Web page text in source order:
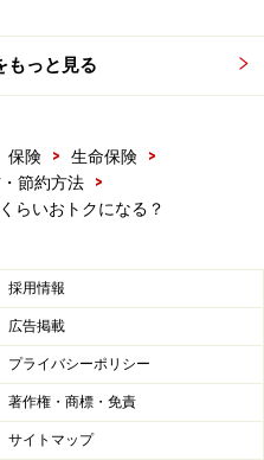
もっと見る
保険 > 生命保険
>
節約方法
>
らいおトクになる？
採用情報
広告掲載
プライバシーポリシー
著作権・商標・免責
サイトマップ